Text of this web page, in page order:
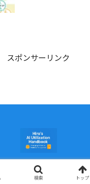
スポンサーリンク
2025 ヒロのAI活用手帖.
検索 トップ